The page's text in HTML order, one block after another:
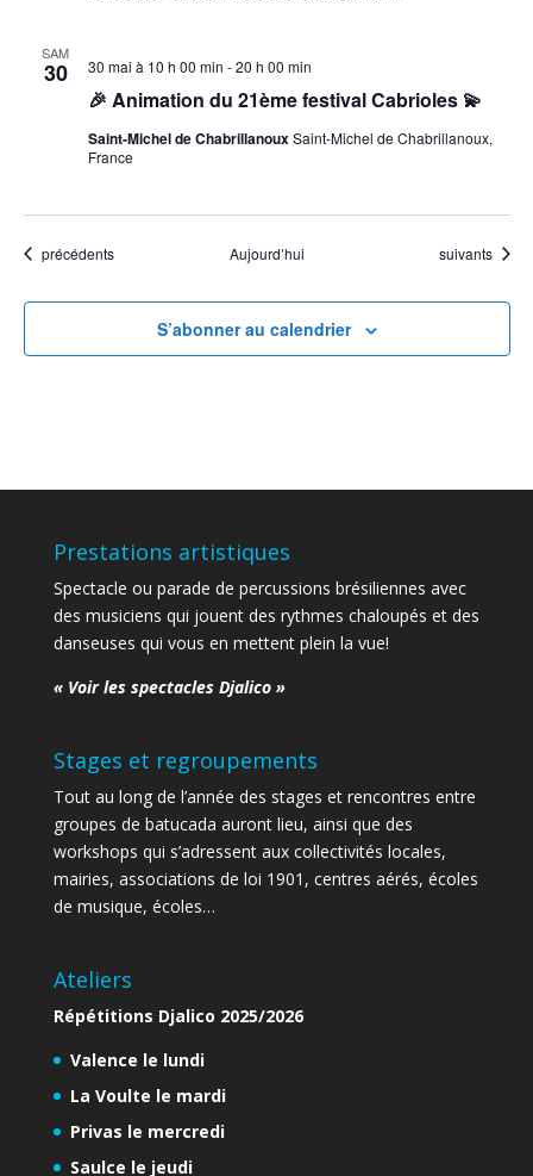
SAM
30
🎉 Animation du 21ème festival Cabrioles 💫
30 mai à 10 h 00 min -20 h 00 min
Saint-Michel de ChabrillanouxSaint-Michel de Chabrillanoux,
France
Évènements
précédents Aujourd’hui Évènements
suivants
S’abonner au calendrier
Prestations artistiques
Spectacle ou parade de percussions brésiliennes avec
des musiciens qui jouent des rythmes chaloupés et des
danseuses qui vous en mettent plein la vue!
« Voir les spectacles Djalico »
Stages et regroupements
Tout au long de l’année des stages et rencontres entre
groupes de batucada auront lieu, ainsi que des
workshops qui s’adressent aux collectivités locales,
mairies, associations de loi 1901, centres aérés, écoles
de musique, écoles…
Ateliers
Répétitions Djalico 2025/2026
Valence le lundi
La Voulte le mardi
Privas le mercredi
Saulce le jeudi